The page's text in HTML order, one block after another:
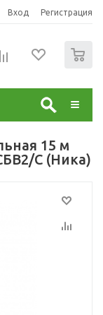
Вход Регистрация
15 м
С (Ника)